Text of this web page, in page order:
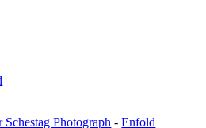
Schestag Photograph -Enfold